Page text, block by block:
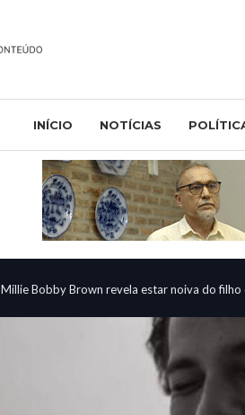
INÍCIO NOTÍCIAS
Millie Bobby Brown revela estar noiva do